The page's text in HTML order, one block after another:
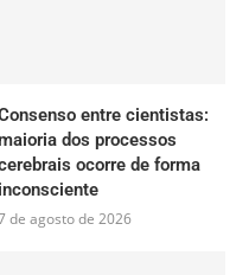
entre cientistas:
dos processos
ocorre de forma
inconsciente
de agosto de 2026